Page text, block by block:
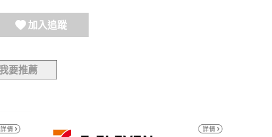
加入追蹤
要推薦